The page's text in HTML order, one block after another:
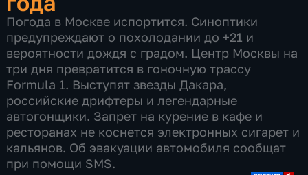
Погода в Москве испортится. Синоптики
предупреждают о похолодании до +21 и
вероятности дождя с градом. Центр Москвы на
три дня превратится в гоночную трассу
Formula 1. Выступят звезды Дакара,
российские дрифтеры и легендарные
автогонщики. Запрет на курение в кафе и
ресторанах не коснется электронных сигарет и
кальянов. Об эвакуации автомобиля сообщат
при помощи SMS.